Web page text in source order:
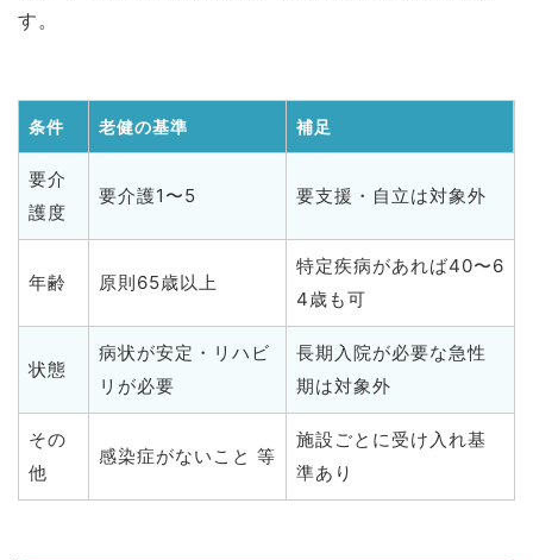
す。
条件 老健の基準 補足
要介
護度
要介護1〜5 要支援・自立は対象外
年齢 原則65歳以上
特定疾病があれば40〜6
4歳も可
状態
病状が安定・リハビ
リが必要
長期入院が必要な急性
期は対象外
その
他
感染症がないこと 等
施設ごとに受け入れ基
準あり